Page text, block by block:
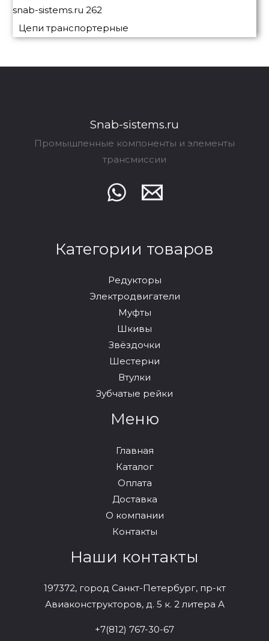
Цепи транспортерные
Snab-sistems.ru
Промышленные компоненты и элементы
трансмиссии
Категории товаров
Редукторы
Электродвигатели
Муфты
Шкивы
Звёздочки
Шестерни
Втулки
Зубчатые рейки
Меню
Главная
Каталог
Оплата
Доставка
О компании
Контакты
Наши контакты
197372, город Санкт-Петербург, пр-кт
Авиаконструкторов, д. 5 к. 2 литера А
+7(812) 767-30-67